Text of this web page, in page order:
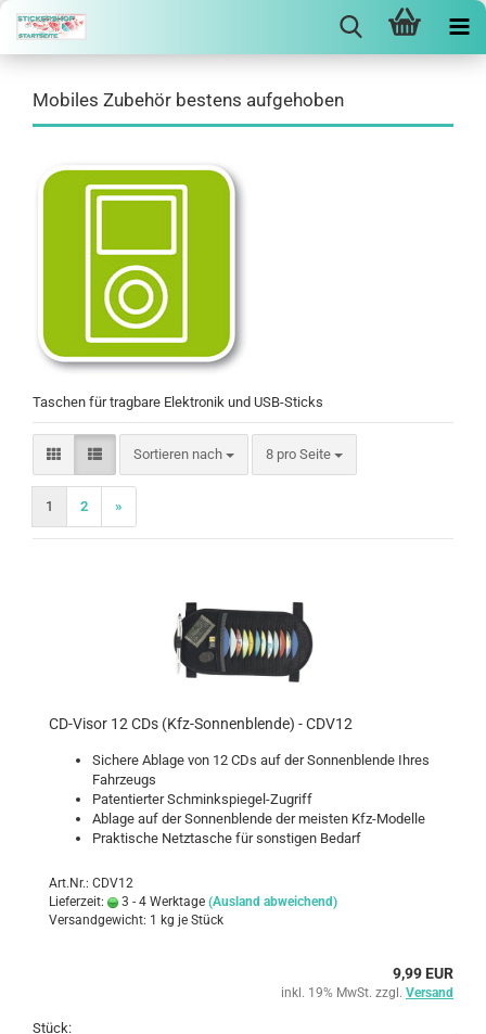
Mobiles Zubehör bestens aufgehoben
Taschen für tragbare Elektronik und USB-Sticks
Sortieren nach
Sortieren nach 8 pro Seite
pro Seite
1 2 »
CD-​Visor 12 CDs (Kfz-​Son­nen­blen­de) - CDV12
Si­che­re Ab­la­ge von 12 CDs auf der Son­nen­blen­de Ihres
Fahr­zeugs
Pa­ten­tier­ter Schminkspiegel-​Zugriff
Ab­la­ge auf der Son­nen­blen­de der meis­ten Kfz-​Modelle
Prak­ti­sche Netz­ta­sche für sons­ti­gen Be­darf
Art.Nr.: CDV12
Lieferzeit:
3 - 4 Werktage (Ausland abweichend)
Versandgewicht: 1 kg je Stück
9,99 EUR
inkl. 19% MwSt. zzgl. Versand
Stück: